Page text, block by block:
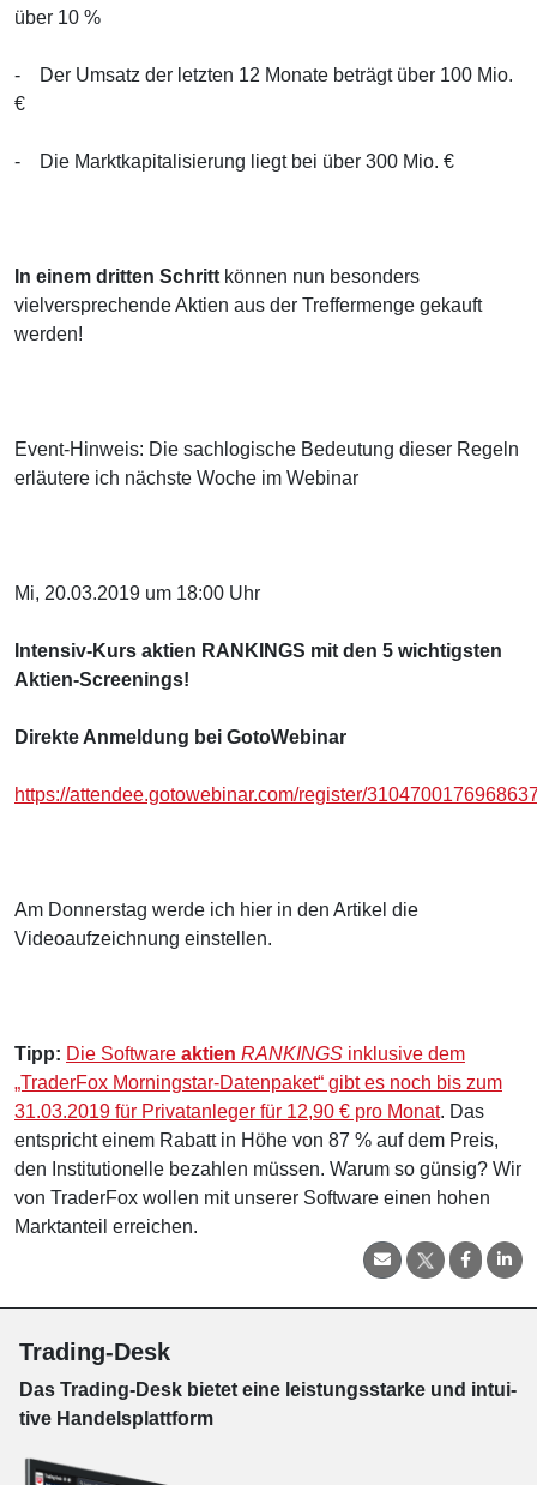
über 10 %
- Der Umsatz der letzten 12 Monate beträgt über 100 Mio.
€
- Die Marktkapitalisierung liegt bei über 300 Mio. €
In einem dritten Schritt können nun besonders
vielversprechende Aktien aus der Treffermenge gekauft
werden!
Event-Hinweis: Die sachlogische Bedeutung dieser Regeln
erläutere ich nächste Woche im Webinar
Mi, 20.03.2019 um 18:00 Uhr
Intensiv-Kurs aktien RANKINGS mit den 5 wichtigsten
Aktien-Screenings!
Direkte Anmeldung bei GotoWebinar
https://attendee.gotowebinar.com/register/
Am Donnerstag werde ich hier in den Artikel die
Videoaufzeichnung einstellen.
Tipp: Die Software aktien RANKINGS inklusive dem
„TraderFox Morningstar-Datenpaket“ gibt es noch bis zum
31.03.2019 für Privatanleger für 12,90 € pro Monat. Das
entspricht einem Rabatt in Höhe von 87 % auf dem Preis,
den Institutionelle bezahlen müssen. Warum so günsig? Wir
von TraderFox wollen mit unserer Software einen hohen
Marktanteil erreichen.
Trading-Desk
Das Trading-Desk bie­tet eine leis­tungs­star­ke und in­tui­
tive Han­dels­platt­form